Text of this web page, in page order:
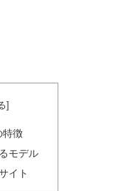
特徴
モデル
イト